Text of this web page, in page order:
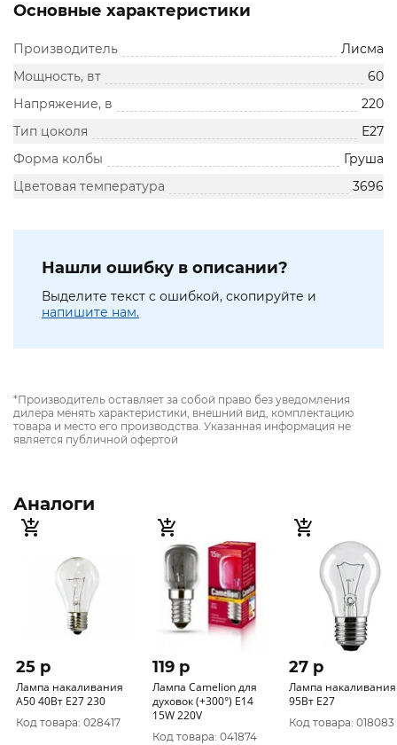
Основные характеристики
Производитель
Лисма
Мощность, вт
60
Напряжение, в
220
Тип цоколя
Е27
Форма колбы
Груша
Цветовая температура
3696
Нашли ошибку в описании?
Выделите текст с ошибкой, скопируйте и
напишите нам.
*Производитель оставляет за собой право без уведомления
дилера менять характеристики, внешний вид, комплектацию
товара и место его производства. Указанная информация не
является публичной офертой
Аналоги
25 p
Лампа накаливания
А50 40Вт E27 230
Код товара: 028417
119 p
Лампа Camelion для
духовок (+300°) E14
15W 220V
Код товара: 041874
27 p
Лампа накаливания
95Вт E27
Код товара: 018083